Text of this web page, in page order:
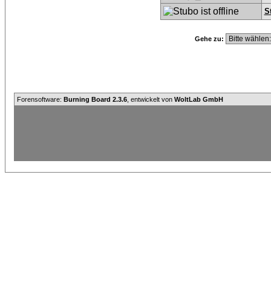
Gehe zu:
Forensoftware: Burning Board 2.3.6 , entwickelt von WoltLab GmbH